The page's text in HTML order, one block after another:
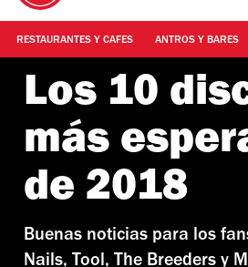
RESTAURANTES Y CAFES ANTROS Y BARES
Los 10
más
de 2018
Buenas noticias para los
Nails, Tool, The Breeders y